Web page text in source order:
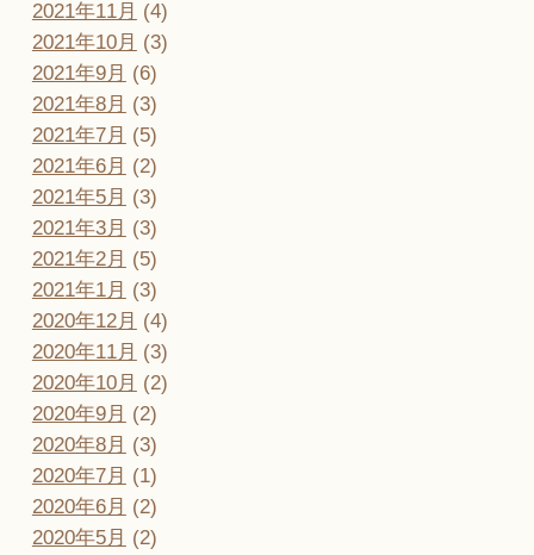
2021年11月 (4)
2021年10月 (3)
2021年9月 (6)
2021年8月 (3)
2021年7月 (5)
2021年6月 (2)
2021年5月 (3)
2021年3月 (3)
2021年2月 (5)
2021年1月 (3)
2020年12月 (4)
2020年11月 (3)
2020年10月 (2)
2020年9月 (2)
2020年8月 (3)
2020年7月 (1)
2020年6月 (2)
2020年5月 (2)